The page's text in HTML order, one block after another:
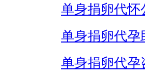
单身捐卵代怀
单身捐卵代孕
单身捐卵代孕